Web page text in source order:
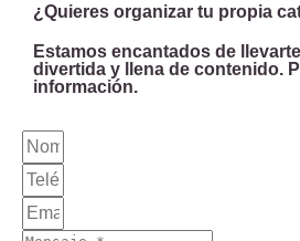
¿Quieres organizar tu propia
Estamos encantados de
divertida y llena de contenido.
información.